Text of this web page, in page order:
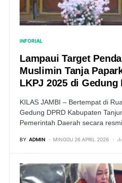
INFORIAL
Lampaui Target
Muslimin Tanja
LKPJ 2025 di Gedung
KILAS JAMBI – Bertempat di
Gedung DPRD Kabupaten
Pemerintah Daerah secara
BY ADMIN MINGGU 26 APRIL 2026